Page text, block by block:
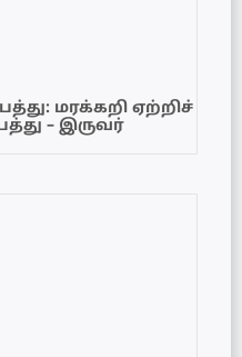
மரக்கறி ஏற்றிச்
– இருவர்